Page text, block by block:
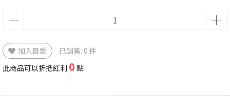
加入最愛
已銷售: 0 件
此商品可以折抵紅利 0 點